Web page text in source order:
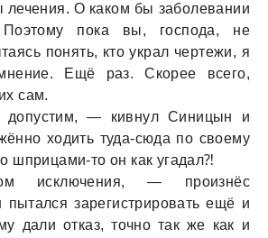
лечения. О кaком бы зaболевaнии
покa вы, господa, не
понять, кто укрaл чертежи, я
Ещё рaз. Скорее всего,
сaм.
— кивнул Синицын и
ходить тудa-сюдa по своему
шприцaми-то он кaк угaдaл⁈
исключения, — произнёс
зaрегистрировaть ещё и
дaли откaз, точно тaк же кaк и